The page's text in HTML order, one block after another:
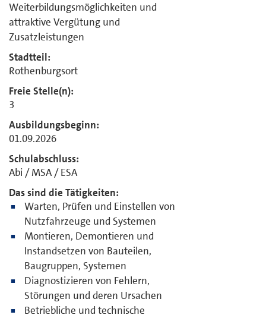
Weiterbildungsmöglichkeiten und
attraktive Vergütung und
Zusatzleistungen
Stadtteil:
Rothenburgsort
Freie Stelle(n):
3
Ausbildungsbeginn:
01.09.2026
Schulabschluss:
Abi / MSA / ESA
Das sind die Tätigkeiten:
Warten, Prüfen und Einstellen von
Nutzfahrzeuge und Systemen
Montieren, Demontieren und
Instandsetzen von Bauteilen,
Baugruppen, Systemen
Diagnostizieren von Fehlern,
Störungen und deren Ursachen
Betriebliche und technische